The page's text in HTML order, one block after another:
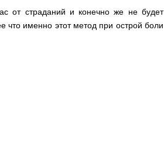
от страданий и конечно же не будет
что именно этот метод при острой боли